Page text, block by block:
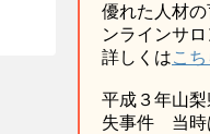
優れた人材
ンラインサロ
詳しくはこち
平成３年山
失事件 当時